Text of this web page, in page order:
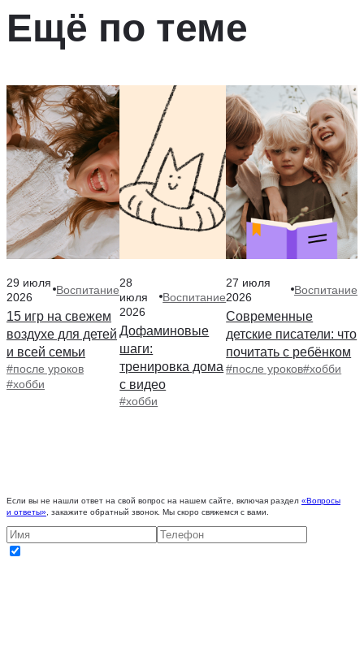
Ещё по теме
29 июля
2026
Воспитание
15 игр на свежем
воздухе для детей
и всей семьи
#после уроков
#хобби
28
июля
2026
Воспитание
Дофаминовые
шаги:
тренировка дома
с видео
#хобби
27 июля
2026
Воспитание
Современные
детские писатели: что
почитать с ребёнком
#после уроков#хобби
Если вы не нашли ответ на свой вопрос на нашем сайте, включая раздел «Вопросы
и ответы», закажите обратный звонок. Мы скоро свяжемся с вами.